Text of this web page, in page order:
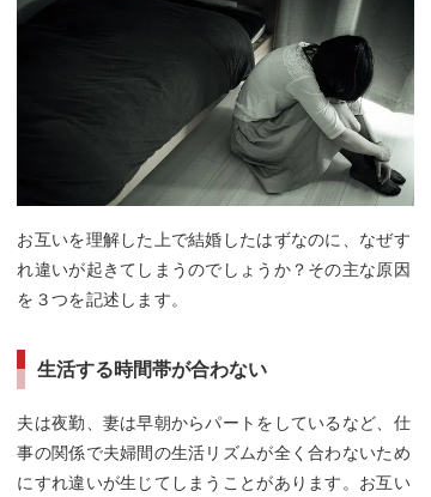
お互いを理解した上で結婚したはずなのに、なぜす
れ違いが起きてしまうのでしょうか？その主な原因
を３つを記述します。
生活する時間帯が合わない
夫は夜勤、妻は早朝からパートをしているなど、仕
事の関係で夫婦間の生活リズムが全く合わないため
にすれ違いが生じてしまうことがあります。お互い